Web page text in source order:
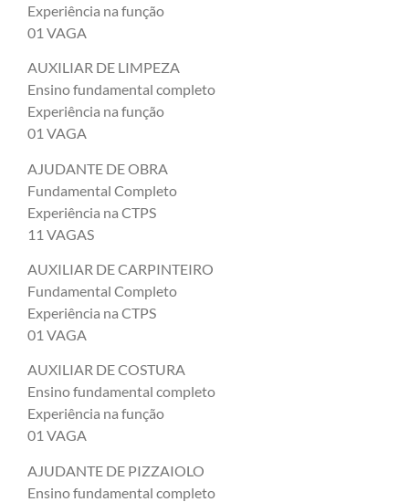
Experiência na função
01 VAGA
AUXILIAR DE LIMPEZA
Ensino fundamental completo
Experiência na função
01 VAGA
AJUDANTE DE OBRA
Fundamental Completo
Experiência na CTPS
11 VAGAS
AUXILIAR DE CARPINTEIRO
Fundamental Completo
Experiência na CTPS
01 VAGA
AUXILIAR DE COSTURA
Ensino fundamental completo
Experiência na função
01 VAGA
AJUDANTE DE PIZZAIOLO
Ensino fundamental completo